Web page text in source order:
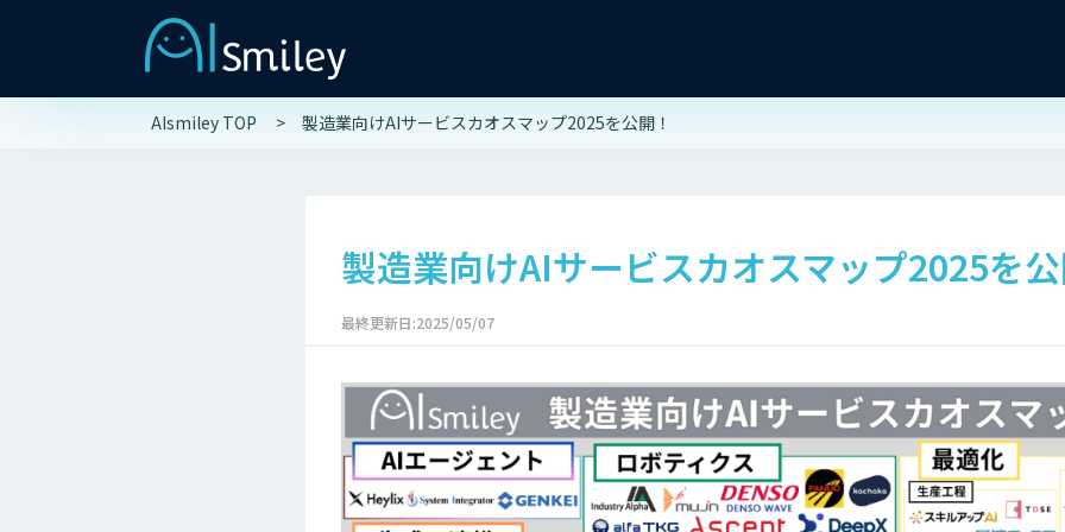
AIsmiley TOP 製造業向けAIサービスカオスマップ2025を公開！
製造業向けAIサービスカオスマップ2025を
最終更新日:2025/05/07